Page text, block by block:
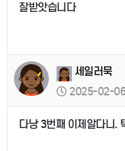
잘받앗습니다
세일러묵
2025-02-
다낭 3번째 이제알다니.